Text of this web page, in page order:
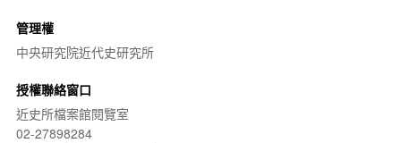
管理權
中央研究院近代史研究所
授權聯絡窗口
近史所檔案館閱覽室
02-27898284